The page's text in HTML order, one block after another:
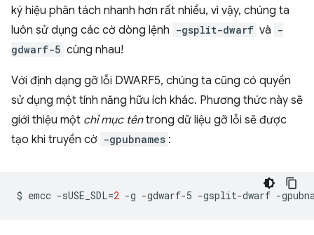
ký hiệu phân tách nhanh hơn rất nhiều, vì vậy, chúng ta
luôn sử dụng các cờ dòng lệnh -gsplit-dwarf và -
gdwarf-5 cùng nhau!
Với định dạng gỡ lỗi DWARF5, chúng ta cũng có quyền
sử dụng một tính năng hữu ích khác. Phương thức này sẽ
giới thiệu một chỉ mục têntrong dữ liệu gỡ lỗi sẽ được
tạo khi truyền cờ -gpubnames :
$ emcc -sUSE_SDL=2 -g -gdwarf-5 -gsplit-dwarf -